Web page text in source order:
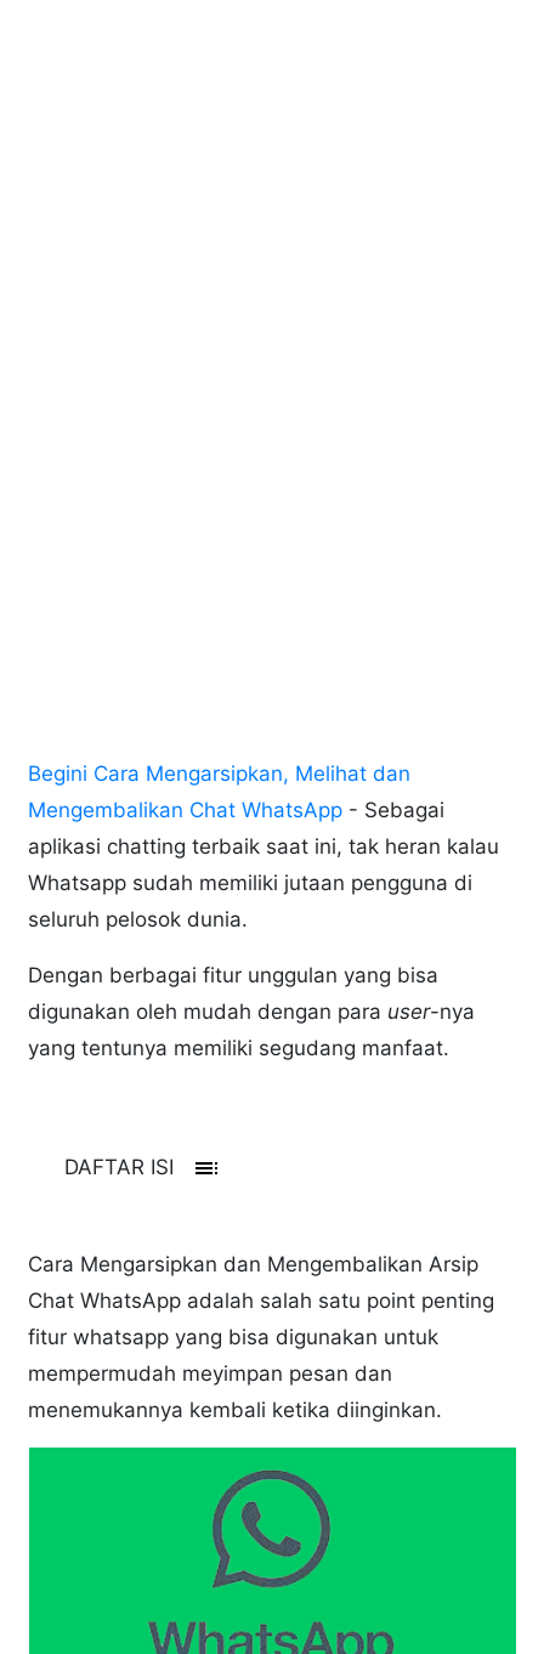
Begini Cara Mengarsipkan, Melihat dan
Mengembalikan Chat WhatsApp - Sebagai
aplikasi chatting terbaik saat ini, tak heran kalau
Whatsapp sudah memiliki jutaan pengguna di
seluruh pelosok dunia.
Dengan berbagai fitur unggulan yang bisa
digunakan oleh mudah dengan para user-nya
yang tentunya memiliki segudang manfaat.
DAFTAR ISI toc
Cara Mengarsipkan dan Mengembalikan Arsip
Chat WhatsApp adalah salah satu point penting
fitur whatsapp yang bisa digunakan untuk
mempermudah meyimpan pesan dan
menemukannya kembali ketika diinginkan.